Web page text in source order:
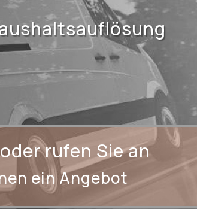
rufen Sie an
ein Angebot